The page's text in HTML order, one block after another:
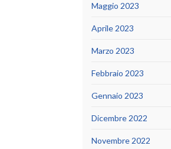
Maggio 2023
Aprile 2023
Marzo 2023
Febbraio 2023
Gennaio 2023
Dicembre 2022
Novembre 2022